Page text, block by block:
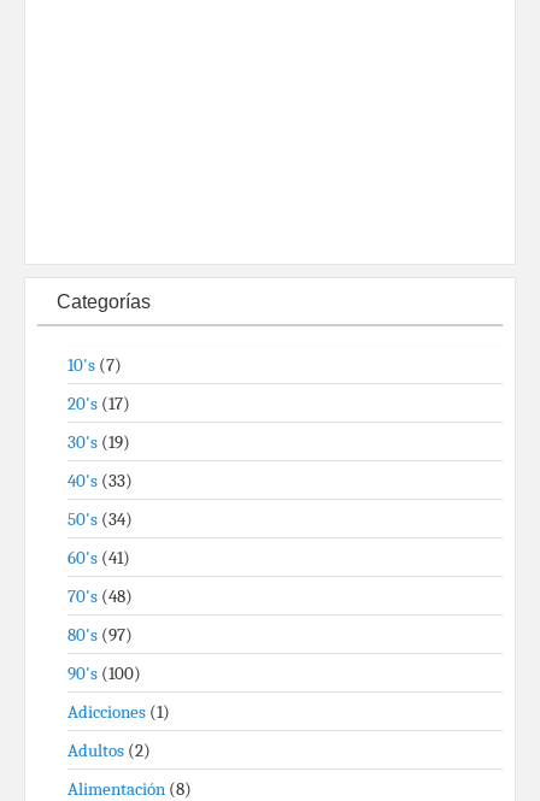
Categorías
10's (7)
20's (17)
30's (19)
40's (33)
50's (34)
60's (41)
70's (48)
80's (97)
90's (100)
Adicciones (1)
Adultos (2)
Alimentación (8)